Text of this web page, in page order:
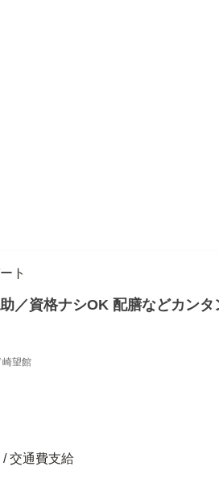
ト
／資格ナシOK 配膳などカンタ
崎望館
交通費支給